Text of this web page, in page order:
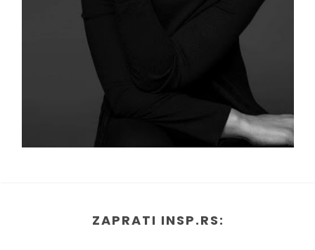
ZAPRATI INSP.RS: